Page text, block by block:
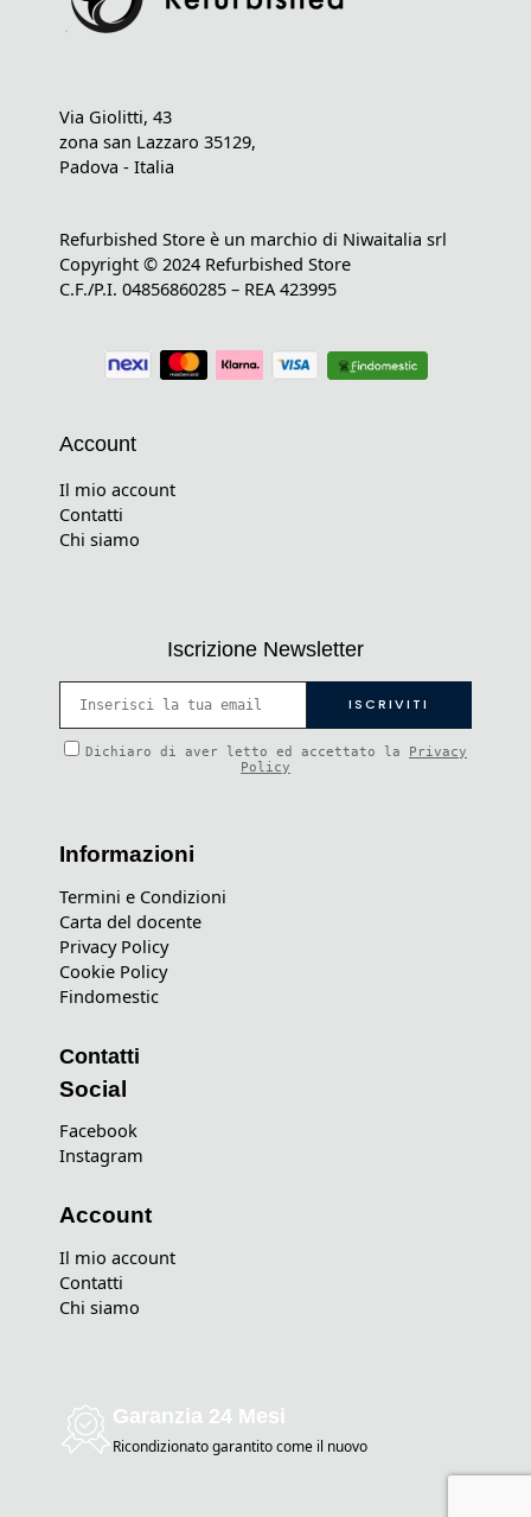
Via Giolitti, 43
zona san Lazzaro 35129,
Padova - Italia
Refurbished Store è un marchio di Niwaitalia srl
Copyright © 2024 Refurbished Store
C.F./P.I. 04856860285 – REA 423995
Account
Il mio account
Contatti
Chi siamo
Iscrizione Newsletter
Dichiaro di aver letto ed accettato la
Privacy
Policy
Informazioni
Termini e Condizioni
Carta del docente
Privacy Policy
Cookie Policy
Findomestic
Contatti
Social
Facebook
Instagram
Account
Il mio account
Contatti
Chi siamo
Garanzia 24 Mesi
Ricondizionato garantito come il nuovo